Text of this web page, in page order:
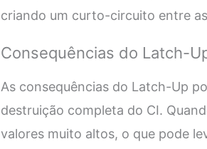
criando um curto-circuito entre
Consequências do Latch-
As consequências do Latch-Up
destruição completa do CI.
valores muito altos, o que pode